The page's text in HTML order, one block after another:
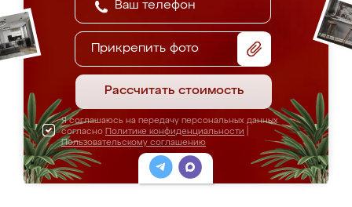
Прикрепить фото
Рассчитать стоимость
Я соглашаюсь на передачу персональных данных
согласно Политике конфиденциальности
Пользовательскому соглашению